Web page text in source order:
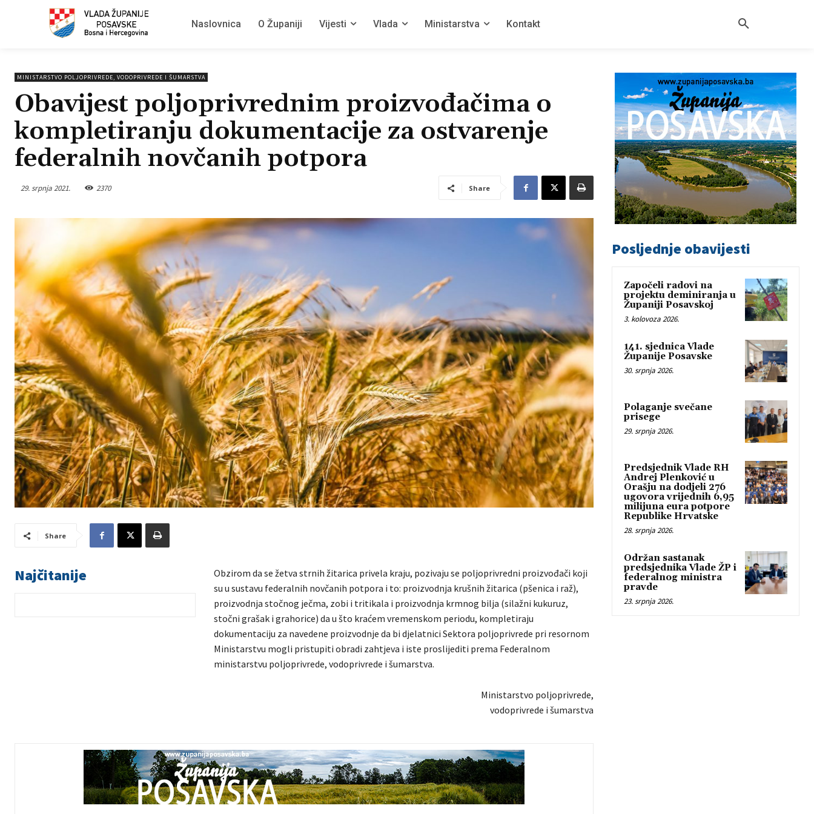
Naslovnica O Županiji Vijesti Vlada Ministarstva Kontakt
MINISTARSTVO POLJOPRIVREDE, VODOPRIVREDE I ŠUMARSTVA
Obavijest poljoprivrednim proizvođačima o
kompletiranju dokumentacije za ostvarenje
federalnih novčanih potpora
29. srpnja 2021. 2370 Share
Share
Najčitanije
Obzirom da se žetva strnih žitarica privela kraju, pozivaju se poljoprivredni proizvođači koji
su u sustavu federalnih novčanih potpora i to: proizvodnja krušnih žitarica (pšenica i raž),
proizvodnja stočnog ječma, zobi i tritikala i proizvodnja krmnog bilja (silažni kukuruz,
stočni grašak i grahorice) da u što kraćem vremenskom periodu, kompletiraju
dokumentaciju za navedene proizvodnje da bi djelatnici Sektora poljoprivrede pri resornom
Ministarstvu mogli pristupiti obradi zahtjeva i iste proslijediti prema Federalnom
ministarstvu poljoprivrede, vodoprivrede i šumarstva.
Ministarstvo poljoprivrede,
vodoprivrede i šumarstva
Posljednje obavijesti
Započeli radovi na
projektu deminiranja u
Županiji Posavskoj
3. kolovoza 2026.
141. sjednica Vlade
Županije Posavske
30. srpnja 2026.
Polaganje svečane
prisege
29. srpnja 2026.
Predsjednik Vlade RH
Andrej Plenković u
Orašju na dodjeli 276
ugovora vrijednih 6,95
milijuna eura potpore
Republike Hrvatske
28. srpnja 2026.
Održan sastanak
predsjednika Vlade ŽP i
federalnog ministra
pravde
23. srpnja 2026.